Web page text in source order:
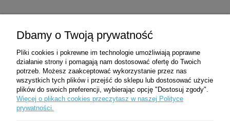
Zakupy
Pomoc
Moje konto
Dbamy o Twoją prywatność
Pliki cookies i pokrewne im technologie umożliwiają poprawne
działanie strony i pomagają nam dostosować ofertę do Twoich
potrzeb. Możesz zaakceptować wykorzystanie przez nas
wszystkich tych plików i przejść do sklepu lub dostosować użycie
plików do swoich preferencji, wybierając opcję "Dostosuj zgody".
Więcej o plikach cookies przeczytasz w naszej Polityce
prywatności.